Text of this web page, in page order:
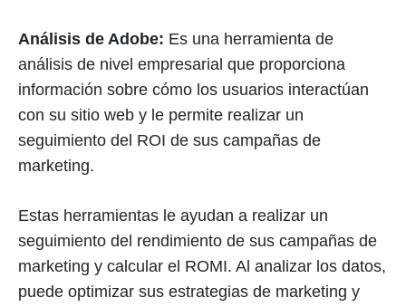
Análisis de Adobe: Es una herramienta de
análisis de nivel empresarial que proporciona
información sobre cómo los usuarios interactúan
con su sitio web y le permite realizar un
seguimiento del ROI de sus campañas de
marketing.
Estas herramientas le ayudan a realizar un
seguimiento del rendimiento de sus campañas de
marketing y calcular el ROMI. Al analizar los datos,
puede optimizar sus estrategias de marketing y